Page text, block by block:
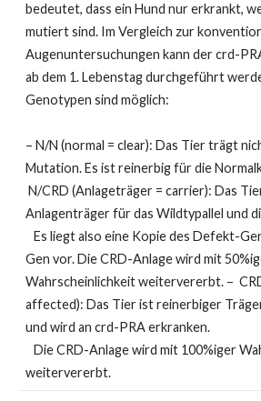
bedeutet, dass ein Hund nur erkrankt,
mutiert sind. Im Vergleich zur
Augenuntersuchungen kann der crd-
ab dem 1. Lebenstag durchgeführt
Genotypen sind möglich:
– N/N (normal = clear): Das Tier trägt
Mutation. Es ist reinerbig für die
N/CRD (Anlageträger = carrier): Das
Anlagenträger für das Wildtypallel und
Es liegt also eine Kopie des Defekt-
Gen vor. Die CRD-Anlage wird mit
Wahrscheinlichkeit weitervererbt. –
affected): Das Tier ist reinerbiger
und wird an crd-PRA erkranken.
Die CRD-Anlage wird mit 100%iger
weitervererbt.